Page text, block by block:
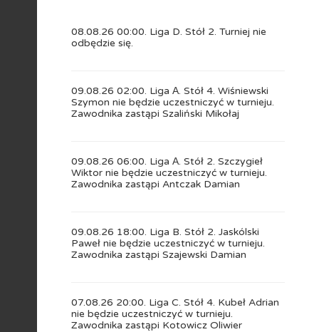
08.08.26 00:00. Liga D. Stół 2. Turniej nie
odbędzie się.
09.08.26 02:00. Liga А. Stół 4. Wiśniewski
Szymon nie będzie uczestniczyć w turnieju.
Zawodnika zastąpi Szaliński Mikołaj
09.08.26 06:00. Liga А. Stół 2. Szczygieł
Wiktor nie będzie uczestniczyć w turnieju.
Zawodnika zastąpi Antczak Damian
09.08.26 18:00. Liga B. Stół 2. Jaskólski
Paweł nie będzie uczestniczyć w turnieju.
Zawodnika zastąpi Szajewski Damian
07.08.26 20:00. Liga C. Stół 4. Kubeł Adrian
nie będzie uczestniczyć w turnieju.
Zawodnika zastąpi Kotowicz Oliwier